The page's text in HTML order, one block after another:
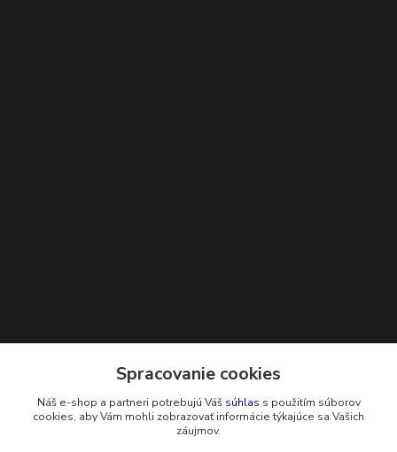
+421 948 229 224
Spracovanie cookies
Náš e-shop a partneri potrebujú Váš súhlas s použitím súborov
cookies, aby Vám mohli zobrazovať informácie týkajúce sa Vašich
záujmov.